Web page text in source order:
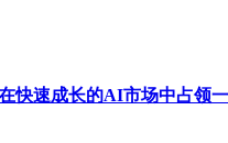
快速成长的AI市场中占领